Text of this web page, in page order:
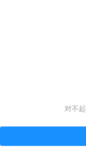
对不